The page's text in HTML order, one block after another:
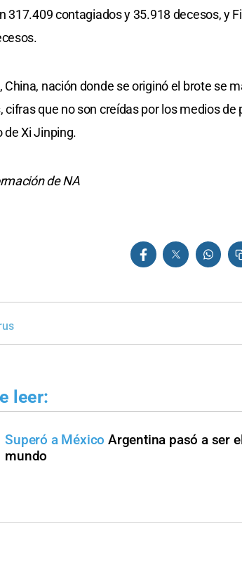
317.409 contagiados y 35.918 decesos, y
China, nación donde se originó el brote se
cifras que no son creídas por los medios
de Xi Jinping.
de NA
leer:
Superó a México Argentina pasó a ser
mundo